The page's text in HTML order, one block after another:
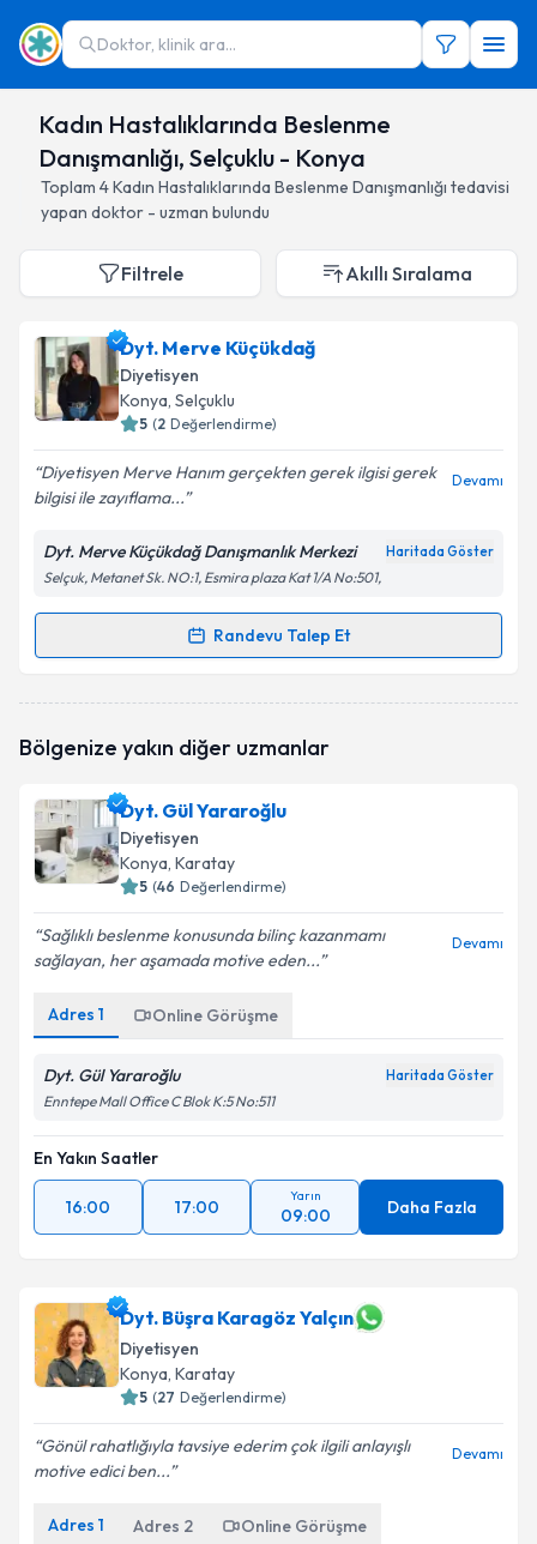
Doktor, klinik ara...
Kadın Hastalıklarında Beslenme
Danışmanlığı, Selçuklu - Konya
Toplam 4Kadın Hastalıklarında Beslenme Danışmanlığı tedavisi
yapan doktor - uzman bulundu
Filtrele Akıllı Sıralama
Dyt. Merve Küçükdağ
Diyetisyen
Konya, Selçuklu
5 (2 Değerlendirme)
Diyetisyen Merve Hanım gerçekten gerek ilgisi gerek
bilgisi ile zayıflama...
Devamı
Dyt. Merve Küçükdağ Danışmanlık Merkezi Haritada Göster
Selçuk, Metanet Sk. NO:1, Esmira plaza Kat 1/A No:501,
Randevu Talep Et
Randevu Takvimi Talebi
oluşturun. Size bu uzmandan randevu almanız için bir
E-posta Adresiniz
Kişisel verilerimin işlenmesine ilişkinAydınlatma
Metni'ni okudum ve kişisel verilerimin belirtilen
Takvim Talebini Gönder
Bölgenize yakın diğer uzmanlar
Dyt. Gül Yararoğlu
Diyetisyen
Konya, Karatay
5 (46 Değerlendirme)
Sağlıklı beslenme konusunda bilinç kazanmamı
sağlayan, her aşamada motive eden...
Devamı
Adres 1 Online Görüşme
Dyt. Gül Yararoğlu Haritada Göster
Enntepe Mall Office C Blok K:5 No:511
En Yakın Saatler
16:00 17:00
Yarın
09:00 Daha Fazla
Dyt. Büşra Karagöz Yalçın
Diyetisyen
Konya, Karatay
5 (27 Değerlendirme)
Gönül rahatlığıyla tavsiye ederim çok ilgili anlayışlı
motive edici ben...
Devamı
Adres 1 Adres 2 Online Görüşme